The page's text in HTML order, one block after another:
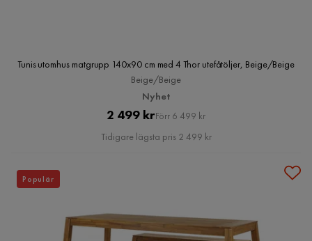
Tunis utomhus matgrupp 140x90 cm med 4 Thor utefåtöljer, Beige/Beige
Beige/Beige
Nyhet
Pris
2 499 krOriginal
Pris
Förr 6 499 kr
Tidigare lägsta pris 2 499 kr
Populär